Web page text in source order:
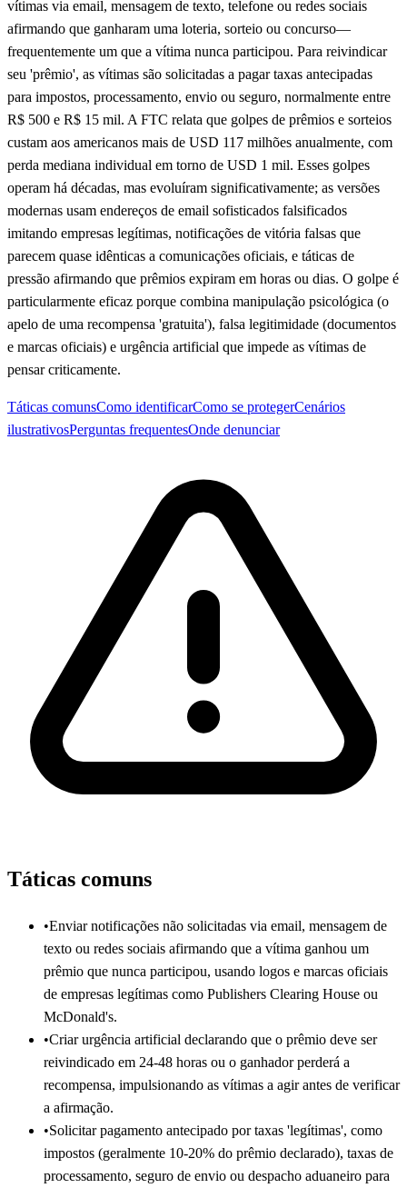
vítimas via email, mensagem de texto, telefone ou redes sociais
afirmando que ganharam uma loteria, sorteio ou concurso—
frequentemente um que a vítima nunca participou. Para reivindicar
seu 'prêmio', as vítimas são solicitadas a pagar taxas antecipadas
para impostos, processamento, envio ou seguro, normalmente entre
R$ 500 e R$ 15 mil. A FTC relata que golpes de prêmios e sorteios
custam aos americanos mais de USD 117 milhões anualmente, com
perda mediana individual em torno de USD 1 mil. Esses golpes
operam há décadas, mas evoluíram significativamente; as versões
modernas usam endereços de email sofisticados falsificados
imitando empresas legítimas, notificações de vitória falsas que
parecem quase idênticas a comunicações oficiais, e táticas de
pressão afirmando que prêmios expiram em horas ou dias. O golpe é
particularmente eficaz porque combina manipulação psicológica (o
apelo de uma recompensa 'gratuita'), falsa legitimidade (documentos
e marcas oficiais) e urgência artificial que impede as vítimas de
pensar criticamente.
Táticas comunsComo identificarComo se protegerCenários
ilustrativosPerguntas frequentesOnde denunciar
Táticas comuns
•Enviar notificações não solicitadas via email, mensagem de
texto ou redes sociais afirmando que a vítima ganhou um
prêmio que nunca participou, usando logos e marcas oficiais
de empresas legítimas como Publishers Clearing House ou
McDonald's.
•Criar urgência artificial declarando que o prêmio deve ser
reivindicado em 24-48 horas ou o ganhador perderá a
recompensa, impulsionando as vítimas a agir antes de verificar
a afirmação.
•Solicitar pagamento antecipado por taxas 'legítimas', como
impostos (geralmente 10-20% do prêmio declarado), taxas de
processamento, seguro de envio ou despacho aduaneiro para